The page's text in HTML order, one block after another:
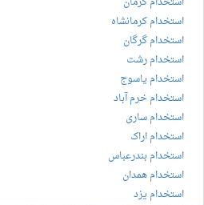
استخدام کرمانشاه
استخدام گرگان
استخدام رشت
استخدام یاسوج
استخدام خرم آباد
استخدام ساری
استخدام اراک
استخدام بندرعباس
استخدام همدان
استخدام یزد